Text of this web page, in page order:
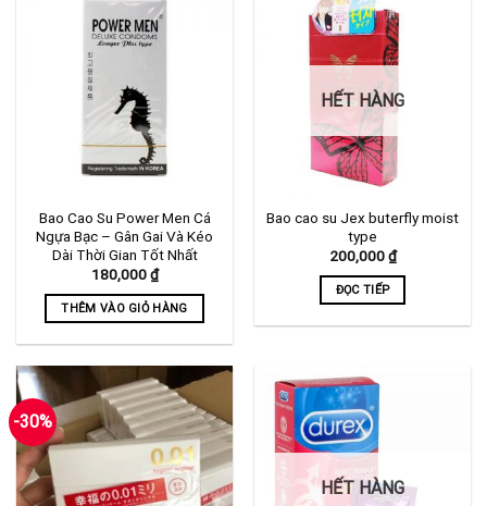
Bao Cao Su Power Men Cá
Ngựa Bạc – Gân Gai Và Kéo
Dài Thời Gian Tốt Nhất
180,000₫
THÊM VÀO GIỎ HÀNG
HẾT HÀNG
Bao cao su Jex buterfly moist
type
200,000₫
ĐỌC TIẾP
-30%
HẾT HÀNG